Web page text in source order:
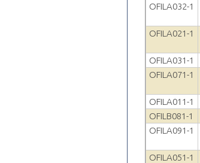
OFILA032-1
OFILA021-1
OFILA031-1
OFILA071-1
OFILA011-1
OFILB081-1
OFILA091-1
OFILA051-1